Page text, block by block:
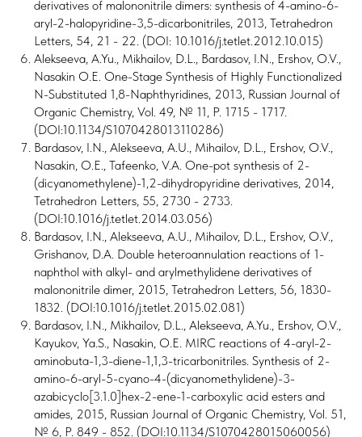
derivatives of malononitrile dimers: synthesis of 4-amino-6-
aryl-2-halopyridine-3,5-dicarbonitriles, 2013, Tetrahedron
Letters, 54, 21 - 22. (DOI: 10.1016/j.tetlet.2012.10.015)
Alekseeva, A.Yu., Mikhailov, D.L., Bardasov, I.N., Ershov, O.V.,
Nasakin O.E. One-Stage Synthesis of Highly Functionalized
N-Substituted 1,8-Naphthyridines, 2013, Russian Journal of
Organic Chemistry, Vol. 49, № 11, P. 1715 - 1717.
(DOI:10.1134/S1070428013110286)
Bardasov, I.N., Alekseeva, A.U., Mihailov, D.L., Ershov, O.V.,
Nasakin, O.E., Tafeenko, V.A. One-pot synthesis of 2-
(dicyanomethylene)-1,2-dihydropyridine derivatives, 2014,
Tetrahedron Letters, 55, 2730 - 2733.
(DOI:10.1016/j.tetlet.2014.03.056)
Bardasov, I.N., Alekseeva, A.U., Mihailov, D.L., Ershov, O.V.,
Grishanov, D.A. Double heteroannulation reactions of 1-
naphthol with alkyl- and arylmethylidene derivatives of
malononitrile dimer, 2015, Tetrahedron Letters, 56, 1830-
1832. (DOI:10.1016/j.tetlet.2015.02.081)
Bardasov, I.N., Mikhailov, D.L., Alekseeva, A.Yu., Ershov, O.V.,
Kayukov, Ya.S., Nasakin, O.E. MIRC reactions of 4-aryl-2-
aminobuta-1,3-diene-1,1,3-tricarbonitriles. Synthesis of 2-
amino-6-aryl-5-cyano-4-(dicyanomethylidene)-3-
azabicyclo[3.1.0]hex-2-ene-1-carboxylic acid esters and
amides, 2015, Russian Journal of Organic Chemistry, Vol. 51,
№ 6, P. 849 - 852. (DOI:10.1134/S1070428015060056)